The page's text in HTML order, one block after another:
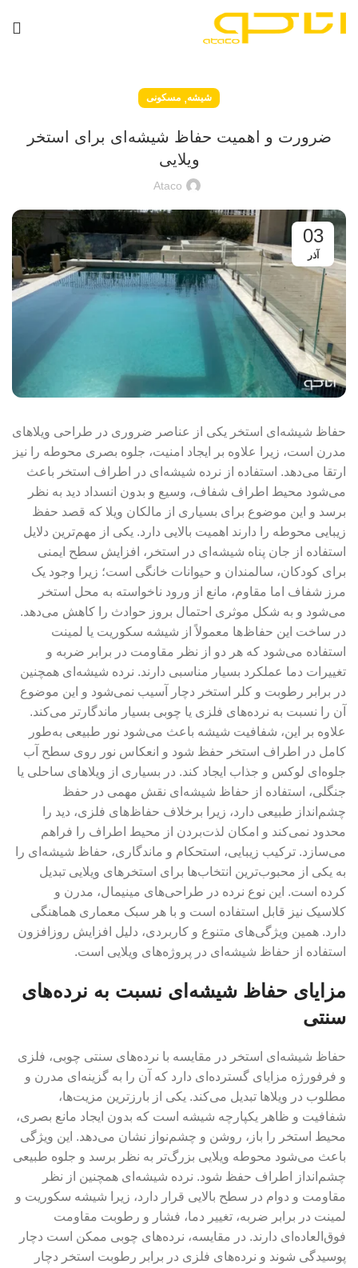
شیشه, مسکونی
ضرورت و اهمیت حفاظ شیشه‌ای برای استخر
ویلایی
Ataco
03
آذر
حفاظ شیشه‌ای استخر یکی از عناصر ضروری در طراحی ویلاهای
مدرن است، زیرا علاوه بر ایجاد امنیت، جلوه بصری محوطه را نیز
ارتقا می‌دهد. استفاده از نرده شیشه‌ای در اطراف استخر باعث
می‌شود محیط اطراف شفاف، وسیع و بدون انسداد دید به نظر
برسد و این موضوع برای بسیاری از مالکان ویلا که قصد حفظ
زیبایی محوطه را دارند اهمیت بالایی دارد. یکی از مهم‌ترین دلایل
استفاده از جان پناه شیشه‌ای در استخر، افزایش سطح ایمنی
برای کودکان، سالمندان و حیوانات خانگی است؛ زیرا وجود یک
مرز شفاف اما مقاوم، مانع از ورود ناخواسته به محل استخر
می‌شود و به شکل موثری احتمال بروز حوادث را کاهش می‌دهد.
در ساخت این حفاظ‌ها معمولاً از شیشه سکوریت یا لمینت
استفاده می‌شود که هر دو از نظر مقاومت در برابر ضربه و
تغییرات دما عملکرد بسیار مناسبی دارند. نرده شیشه‌ای همچنین
در برابر رطوبت و کلر استخر دچار آسیب نمی‌شود و این موضوع
آن را نسبت به نرده‌های فلزی یا چوبی بسیار ماندگارتر می‌کند.
علاوه بر این، شفافیت شیشه باعث می‌شود نور طبیعی به‌طور
کامل در اطراف استخر حفظ شود و انعکاس نور روی سطح آب
جلوه‌ای لوکس و جذاب ایجاد کند. در بسیاری از ویلاهای ساحلی یا
جنگلی، استفاده از حفاظ شیشه‌ای نقش مهمی در حفظ
چشم‌انداز طبیعی دارد، زیرا برخلاف حفاظ‌های فلزی، دید را
محدود نمی‌کند و امکان لذت‌بردن از محیط اطراف را فراهم
می‌سازد. ترکیب زیبایی، استحکام و ماندگاری، حفاظ شیشه‌ای را
به یکی از محبوب‌ترین انتخاب‌ها برای استخرهای ویلایی تبدیل
کرده است. این نوع نرده در طراحی‌های مینیمال، مدرن و
کلاسیک نیز قابل استفاده است و با هر سبک معماری هماهنگی
دارد. همین ویژگی‌های متنوع و کاربردی، دلیل افزایش روزافزون
استفاده از حفاظ شیشه‌ای در پروژه‌های ویلایی است.
مزایای حفاظ شیشه‌ای نسبت به نرده‌های
سنتی
حفاظ شیشه‌ای استخر در مقایسه با نرده‌های سنتی چوبی، فلزی
و فرفورژه مزایای گسترده‌ای دارد که آن را به گزینه‌ای مدرن و
مطلوب در ویلاها تبدیل می‌کند. یکی از بارزترین مزیت‌ها،
شفافیت و ظاهر یکپارچه شیشه است که بدون ایجاد مانع بصری،
محیط استخر را باز، روشن و چشم‌نواز نشان می‌دهد. این ویژگی
باعث می‌شود محوطه ویلایی بزرگ‌تر به نظر برسد و جلوه طبیعی
چشم‌انداز اطراف حفظ شود. نرده شیشه‌ای همچنین از نظر
مقاومت و دوام در سطح بالایی قرار دارد، زیرا شیشه سکوریت و
لمینت در برابر ضربه، تغییر دما، فشار و رطوبت مقاومت
فوق‌العاده‌ای دارند. در مقایسه، نرده‌های چوبی ممکن است دچار
پوسیدگی شوند و نرده‌های فلزی در برابر رطوبت استخر دچار